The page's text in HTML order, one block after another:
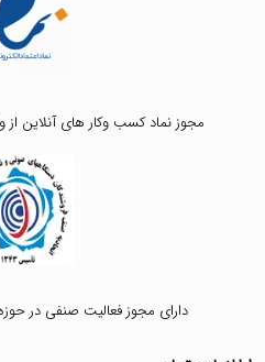
مجوز نماد کسب وکار های آنلاین
دارای مجوز فعالیت صنفی در